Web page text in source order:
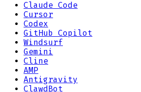
Claude Code
Cursor
Codex
GitHub Copilot
Windsurf
Gemini
Cline
AMP
Antigravity
ClawdBot